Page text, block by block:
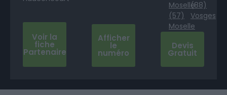
Voir la
fiche
Partenaire
Afficher
le
numéro
Moselle
(57)
Moselle
(88)
Vosges
Devis
Gratuit